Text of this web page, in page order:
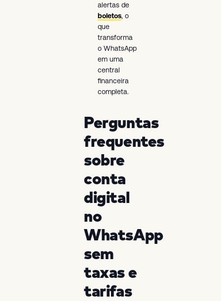
alertas de
boletos, o
que
transforma
o WhatsApp
em uma
central
financeira
completa.
Perguntas
frequentes
sobre
conta
digital
no
WhatsApp
sem
taxas e
tarifas